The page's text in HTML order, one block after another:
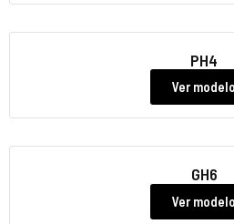
PH4
Ver modelo
GH6
Ver modelo